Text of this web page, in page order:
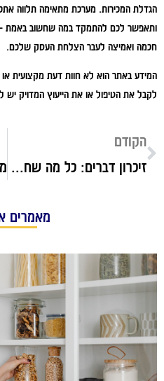
הגדלת המכירות. מערכת מתאימה תלווה
ותאפשר לכם להתמקד במה שחשוב באמת
חכמה ואמיצה לעבר הצלחת העסק שלכם.
המידע באתר הוא לא חוות דעת מקצועית
לקבל את הטיפול או את הייעוץ המדויק יש
הקודם
זיכרון דברים: כל מה שחשוב לדעת לפני חתימה על הסכם נדל"ן
מאמרים